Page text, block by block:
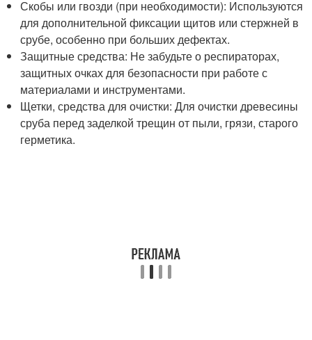
Скобы или гвозди (при необходимости): Используются
для дополнительной фиксации щитов или стержней в
срубе, особенно при больших дефектах.
Защитные средства: Не забудьте о респираторах,
защитных очках для безопасности при работе с
материалами и инструментами.
Щетки, средства для очистки: Для очистки древесины
сруба перед заделкой трещин от пыли, грязи, старого
герметика.